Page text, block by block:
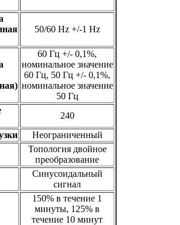
50/60 Hz +/-1 Hz
60 Гц +/- 0,1%,
номинальное значение
60 Гц, 50 Гц +/- 0,1%,
номинальное значение
50 Гц
240
Неограниченный
Топология двойное
преобразование
Синусоидальный
сигнал
150% в течение 1
минуты, 125% в
течение 10 минут